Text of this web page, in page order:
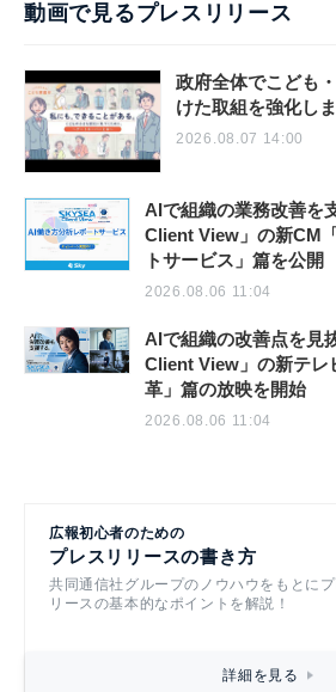
動画で見るプレスリリース
政府全体でこども
けた取組を強化し
2026.08.07 14:00
AIで組織の業務改善を
Client View」の新CM
トサービス」篇を公開
2026.08.06 11:04
AIで組織の改善点を見
Client View」の新テレ
革」篇の放映を開始
2026.08.06 11:04
広報初心者のための
プレスリリースの書き方
共同通信社グループのノウハウをもとにプ
リースの基本的なポイントを解説！
詳細を見る